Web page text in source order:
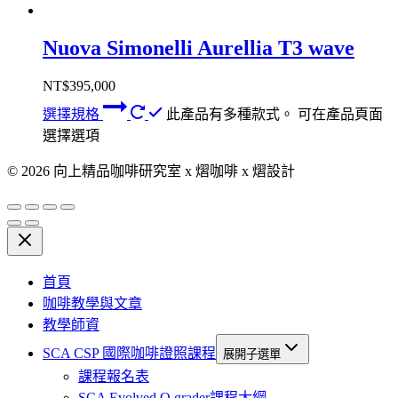
Nuova Simonelli Aurellia T3 wave
NT$395,000
選擇規格
此產品有多種款式。 可在產品頁面
選擇選項
© 2026 向上精品咖啡研究室 x 熠咖啡 x 熠設計
首頁
咖啡教學與文章
教學師資
SCA CSP 國際咖啡證照課程
展開子選單
課程報名表